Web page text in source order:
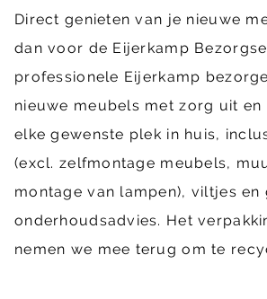
Direct genieten van je nieuwe
dan voor de Eijerkamp
professionele Eijerkamp
nieuwe meubels met zorg uit en
elke gewenste plek in huis,
(excl. zelfmontage meubels,
montage van lampen), viltjes en
onderhoudsadvies. Het
nemen we mee terug om te